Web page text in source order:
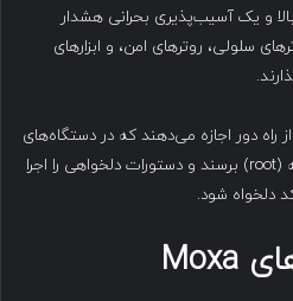
و یک آسیب‌پذیری بحرانی هشدار
سلولی، روترهای امن، و ابزارهای
راه دور اجازه می‌دهند که در دستگاه‌های
آسیب‌پذیر به دسترسی سطح ریشه (root) برسند و دستورات دلخواهی را اجرا
دلخواه شود.